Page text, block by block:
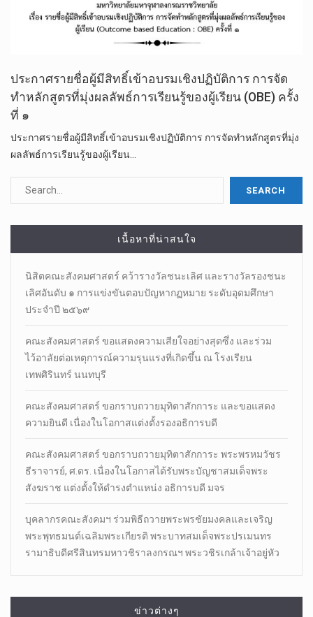
ประกาศรายชื่อผู้มีสิทธิ์เข้าอบรมเชิงปฏิบัติการ การจัด
ทำหลักสูตรที่มุ่งผลลัพธ์การเรียนรู้ของผู้เรียน (OBE) ครั้ง
ที่ ๑
ประกาศรายชื่อผู้มีสิทธิ์เข้าอบรมเชิงปฏิบัติการ การจัดทำหลักสูตรที่มุ่ง
ผลลัพธ์การเรียนรู้ของผู้เรียน…
เนื้อหาที่น่าสนใจ
นิสิตคณะสังคมศาสตร์​ คว้ารางวัลชนะเลิศ และรางวัลรองชนะ
เลิศอันดับ ๑ การแข่งขันตอบปัญหากฏหมาย ระดับอุดมศึกษา
ประจำปี ๒๕๖๙
คณะสังคมศาสตร์ ขอแสดงความเสียใจอย่างสุดซึ่ง และร่วม
ไว้อาลัยต่อเหตุการณ์ความรุนแรงที่เกิดขึ้น ณ โรงเรียน
เทพศิรินทร์ นนทบุรี
คณะสังคมศาสตร์ ขอกราบถวายมุทิตาสักการะ และขอแสดง
ความยินดี เนื่องในโอกาสแต่งตั้งรองอธิการบดี
คณะสังคมศาสตร์ ขอกราบถวายมุทิตาสักการะ พระพรหมวัชร
ธีราจารย์, ศ.ดร. เนื่องในโอกาสได้รับพระบัญชาสมเด็จพระ
สังฆราช แต่งตั้งให้ดำรงตำแหน่ง อธิการบดี มจร
บุคลากรคณะสังคมฯ ร่วมพิธีถวายพระพรชัยมงคลและเจริญ
พระพุทธมนต์เฉลิมพระเกียรติ พระบาทสมเด็จพระปรเมนทร
รามาธิบดีศรีสินทรมหาวชิราลงกรณฯ พระวชิรเกล้าเจ้าอยู่หัว
ข่าวต่างๆ